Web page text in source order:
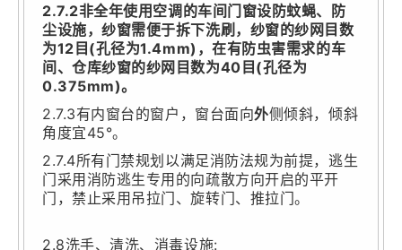
2.7.2非全年使用空调的车间门窗设防蚊蝇、防
尘设施，纱窗需便于拆下洗刷，纱窗的纱网目数
为12目(孔径为1.4mm)，在有防虫害需求的车
间、仓库纱窗的纱网目数为40目(孔径为
0.375mm)。
2.7.3有内窗台的窗户，窗台面向外侧倾斜，倾斜
角度宜45°。
2.7.4所有门禁规划以满足消防法规为前提，逃生
门采用消防逃生专用的向疏散方向开启的平开
门，禁止采用吊拉门、旋转门、推拉门。
2.8洗手、清洗、消毒设施: